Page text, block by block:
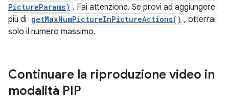
PictureParams) . Fai attenzione. Se provi ad aggiungere
più di getMaxNumPictureInPictureActions() , otterrai
solo il numero massimo.
Continuare la riproduzione video in
modalità PIP